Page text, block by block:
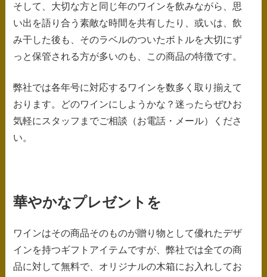
そして、大切な方と同じ年のワインを飲みながら、思
い出を語り合う素敵な時間を共有したり、或いは、飲
み干した後も、そのラベルのついたボトルを大切にず
っと保管される方が多いのも、この商品の特徴です。
弊社では各年号に対応するワインを数多く取り揃えて
おります。どのワインにしようかな？迷ったらぜひお
気軽にスタッフまでご相談（お電話・メール）くださ
い。
華やかなプレゼントを
ワインはその商品そのものが贈り物として優れたデザ
インを持つギフトアイテムですが、弊社では全ての商
品に対して無料で、オリジナルの木箱にお入れしてお